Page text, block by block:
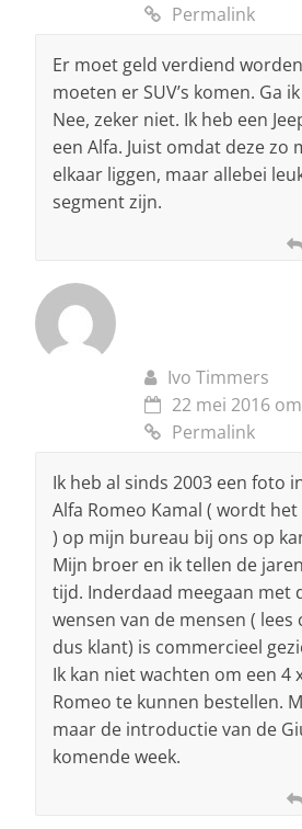
Permalink
Er moet geld verdiend
moeten er SUV’s komen. Ga
Nee, zeker niet. Ik heb een
een Alfa. Juist omdat deze zo
elkaar liggen, maar allebei
segment zijn.
Ivo Timmers
22 mei 2016
Permalink
Ik heb al sinds 2003 een foto
Alfa Romeo Kamal ( wordt
) op mijn bureau bij ons op
Mijn broer en ik tellen de
tijd. Inderdaad meegaan met
wensen van de mensen (
dus klant) is commercieel
Ik kan niet wachten om een 4
Romeo te kunnen bestellen.
maar de introductie van de
komende week.